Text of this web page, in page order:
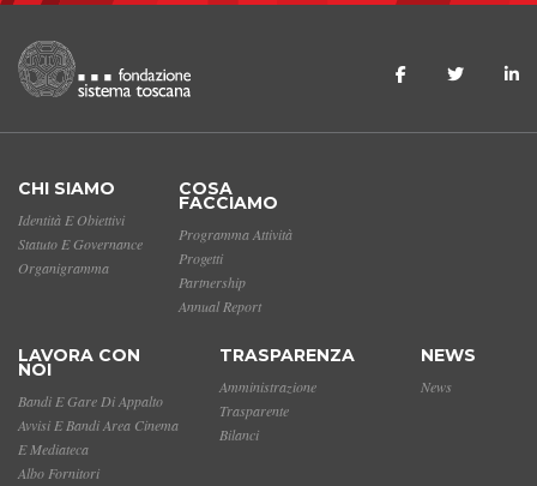
CHI SIAMO
Identità E Obiettivi
Statuto E Governance
Organigramma
COSA
FACCIAMO
Programma Attività
Progetti
Partnership
Annual Report
LAVORA CON
NOI
Bandi E Gare Di Appalto
Avvisi E Bandi Area Cinema
E Mediateca
Albo Fornitori
TRASPARENZA
Amministrazione
Trasparente
Bilanci
NEWS
News